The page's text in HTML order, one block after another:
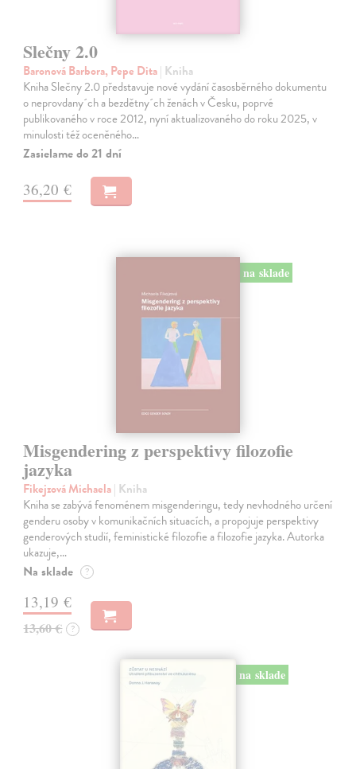
Slečny 2.0
Baronová Barbora, Pepe Dita| Kniha
Kniha Slečny 2.0 představuje nové vydání časosběrného dokumentu
o neprovdany´ch a bezdětny´ch ženách v Česku, poprvé
publikovaného v roce 2012, nyní aktualizovaného do roku 2025, v
minulosti též oceněného…
Zasielame do 21 dní
36,20 €
na sklade
Misgendering z perspektivy filozofie
jazyka
Fikejzová Michaela| Kniha
Kniha se zabývá fenoménem misgenderingu, tedy nevhodného určení
genderu osoby v komunikačních situacích, a propojuje perspektivy
genderových studií, feministické filozofie a filozofie jazyka. Autorka
ukazuje,…
Na sklade ?
13,19 €
13,60 € ?
na sklade